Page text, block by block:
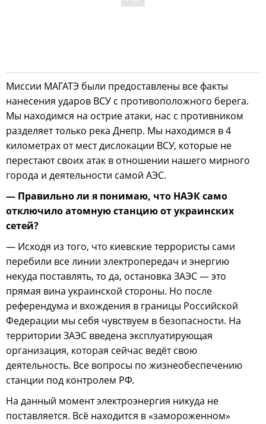
Миссии МАГАТЭ были предоставлены все факты
нанесения ударов ВСУ с противоположного берега.
Мы находимся на острие атаки, нас с противником
разделяет только река Днепр. Мы находимся в 4
километрах от мест дислокации ВСУ, которые не
перестают своих атак в отношении нашего мирного
города и деятельности самой АЭС.
— Правильно ли я понимаю, что НАЭК само
отключило атомную станцию от украинских
сетей?
— Исходя из того, что киевские террористы сами
перебили все линии электропередач и энергию
некуда поставлять, то да, остановка ЗАЭС — это
прямая вина украинской стороны. Но после
референдума и вхождения в границы Российской
Федерации мы себя чувствуем в безопасности. На
территории ЗАЭС введена эксплуатирующая
организация, которая сейчас ведёт свою
деятельность. Все вопросы по жизнеобеспечению
станции под контролем РФ.
На данный момент электроэнергия никуда не
поставляется. Всё находится в «замороженном»